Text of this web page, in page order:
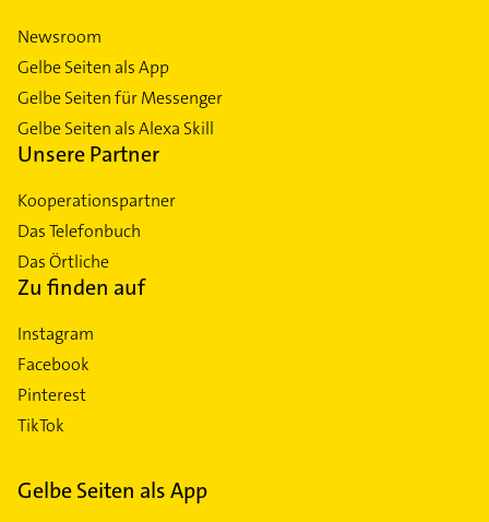
Newsroom
Gelbe Seiten als App
Gelbe Seiten für Messenger
Gelbe Seiten als Alexa Skill
Unsere Partner
Kooperationspartner
Das Telefonbuch
Das Örtliche
Zu finden auf
Instagram
Facebook
Pinterest
TikTok
Gelbe Seiten als App